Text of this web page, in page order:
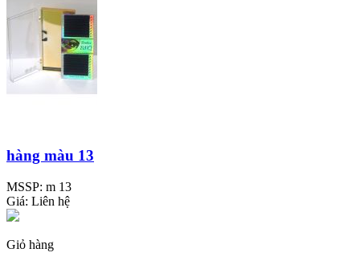
hàng màu 13
MSSP: m 13
Giá: Liên hệ
Giỏ hàng